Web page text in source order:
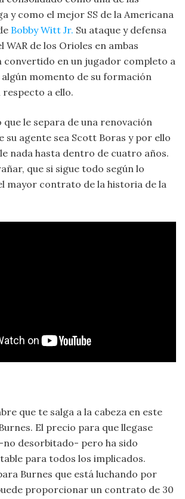
y como el mejor SS de la Americana
Bobby Witt Jr. Su ataque y defensa
WAR de los Orioles en ambas
convertido en un jugador completo a
algún momento de su formación
respecto a ello.
que le separa de una renovación
su agente sea Scott Boras y por ello
nada hasta dentro de cuatro años.
que si sigue todo según lo
mayor contrato de la historia de la
que te salga a la cabeza en este
El precio para que llegase
desorbitado- pero ha sido
para todos los implicados.
Burnes que está luchando por
proporcionar un contrato de 30